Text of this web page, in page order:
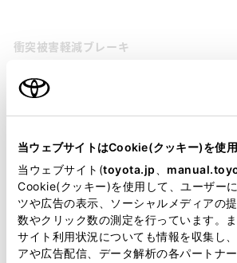
当ウェブサイトはCookie(クッキー)を使用
当ウェブサイト(toyota.jp
Cookie(クッキー)を使用して、ユーザー
ツや広告の表示、ソーシャルメディアの
数やクリック数の測定を行っています。
サイト利用状況についても情報を収集し
アや広告配信、データ解析の各パートナ
衝突被害軽減ブレーキ
車線逸脱警報
クルーズコントロール
先進ライト